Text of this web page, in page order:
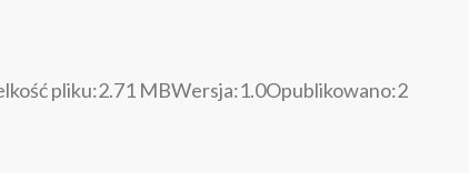
pliku:2.71 MBWersja:1.0Opublikowano:2